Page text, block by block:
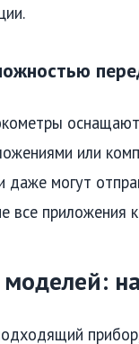
или
даже могут
все